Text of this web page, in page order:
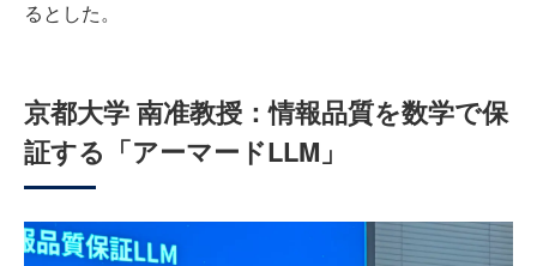
るとした。
京都大学 南准教授：情報品質を数学で保
証する「アーマードLLM」